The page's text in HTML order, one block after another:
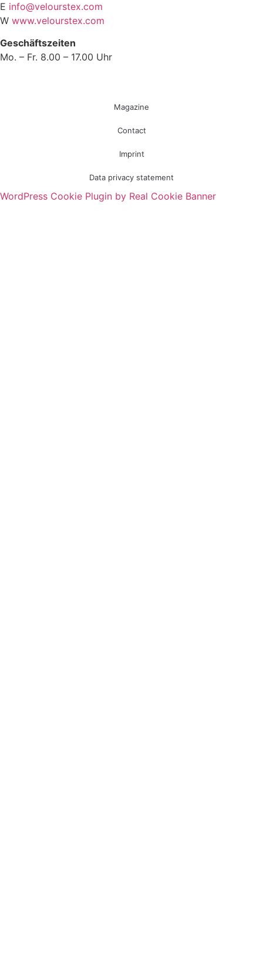
E info@velourstex.com
W www.velourstex.com
Geschäftszeiten
Mo. – Fr. 8.00 – 17.00 Uhr
Magazine
Contact
Imprint
Data privacy statement
WordPress Cookie Plugin by Real Cookie Banner